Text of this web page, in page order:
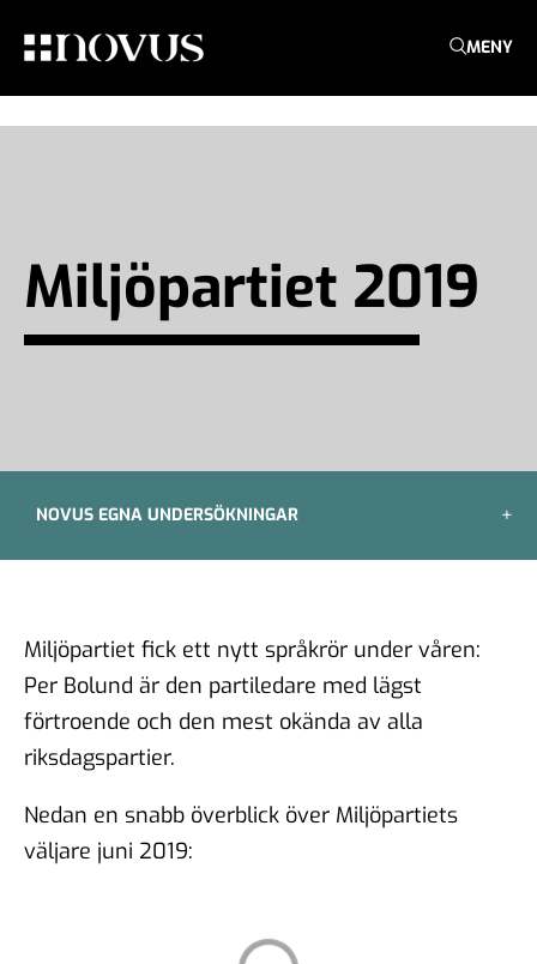
MENY
Miljöpartiet 2019
NOVUS EGNA UNDERSÖKNINGAR
Miljöpartiet fick ett nytt språkrör under våren:
Per Bolund är den partiledare med lägst
förtroende och den mest okända av alla
riksdagspartier.
Nedan en snabb överblick över Miljöpartiets
väljare juni 2019: